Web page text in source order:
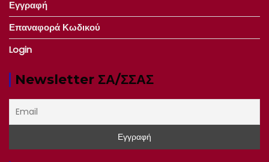
Εγγραφή
Επαναφορά Κωδικού
Login
Newsletter ΣΑ/ΣΣΑΣ